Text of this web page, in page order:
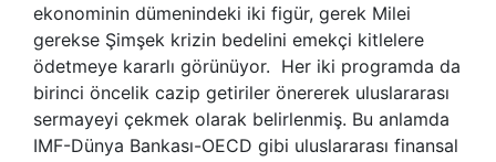
ekonominin dümenindeki iki figür, gerek Milei
gerekse Şimşek krizin bedelini emekçi kitlelere
ödetmeye kararlı görünüyor. Her iki programda da
birinci öncelik cazip getiriler önererek uluslararası
sermayeyi çekmek olarak belirlenmiş. Bu anlamda
IMF-Dünya Bankası-OECD gibi uluslararası finansal